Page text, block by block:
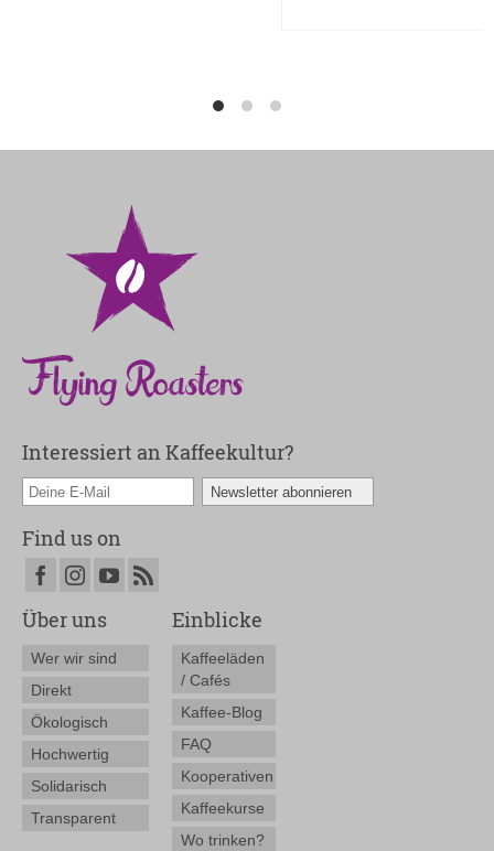
Interessiert an Kaffeekultur?
Find us on
Über uns
Wer wir sind
Direkt
Ökologisch
Hochwertig
Solidarisch
Transparent
Einblicke
Kaffeeläden
/ Cafés
Kaffee-Blog
FAQ
Kooperativen
Kaffeekurse
Wo trinken?